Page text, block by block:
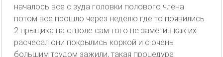
началось все с зуда головки полового члена
потом все прошло через неделю где то появились
2 прыщика на стволе сам того не заметив как их
расчесал они покрылись коркой и с очень
большим трудом зажили, такая процедура